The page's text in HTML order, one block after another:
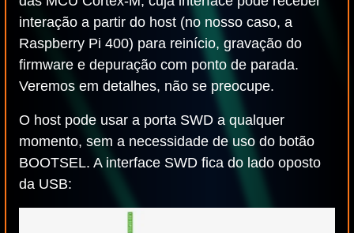
interação a partir do host (no nosso caso, a
Raspberry Pi 400) para reinício, gravação do
firmware e depuração com ponto de parada.
Veremos em detalhes, não se preocupe.
O host pode usar a porta SWD a qualquer
momento, sem a necessidade de uso do botão
BOOTSEL. A interface SWD fica do lado oposto
da USB: